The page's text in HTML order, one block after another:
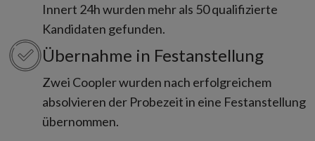
Innert 24h wurden mehr als 50 qualifizierte
Kandidaten gefunden.
Übernahme in Festanstellung
Zwei Coopler wurden nach erfolgreichem
absolvieren der Probezeit in eine Festanstellung
übernommen.